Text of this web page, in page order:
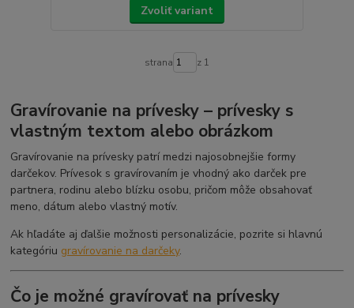
Zvoliť variant
strana z 1
Gravírovanie na prívesky – prívesky s
vlastným textom alebo obrázkom
Gravírovanie na prívesky patrí medzi najosobnejšie formy
darčekov. Prívesok s gravírovaním je vhodný ako darček pre
partnera, rodinu alebo blízku osobu, pričom môže obsahovať
meno, dátum alebo vlastný motív.
Ak hľadáte aj ďalšie možnosti personalizácie, pozrite si hlavnú
kategóriu gravírovanie na darčeky.
Čo je možné gravírovať na prívesky